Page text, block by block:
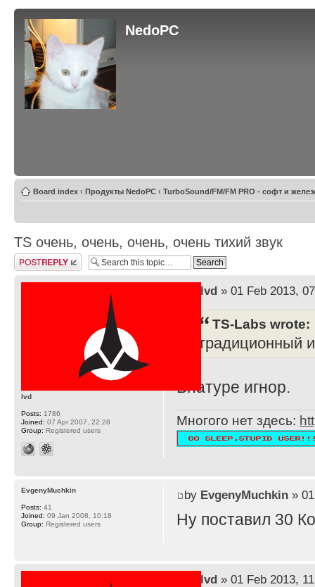
NedoPC
Board index ‹ Продукты NedoPC ‹ TurboSound/FM/FM PRO - софт и
TS очень, очень, очень, очень тихий звук
Post a reply
lvd» 01 Feb 2013,
TS-Labs wrote:
традиционный
Внатуре игнор.
Многого нет здесь:
lvd
Posts: 1786
Joined: 07 Apr 2007, 22:28
Group: Registered users
by EvgenyMuchkin» 01
Ну поставил 30
EvgenyMuchkin
Posts: 41
Joined: 09 Jan 2008, 10:18
Group: Registered users
lvd» 01 Feb 2013,